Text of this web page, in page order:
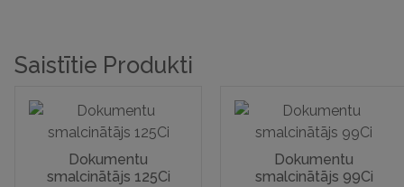
Saistītie Produkti
Dokumentu
smalcinātājs 125Ci
Dokumentu
smalcinātājs 99Ci